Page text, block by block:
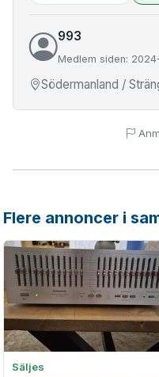
993
Medlem siden:
Södermanland /
Flere annoncer i
Säljes